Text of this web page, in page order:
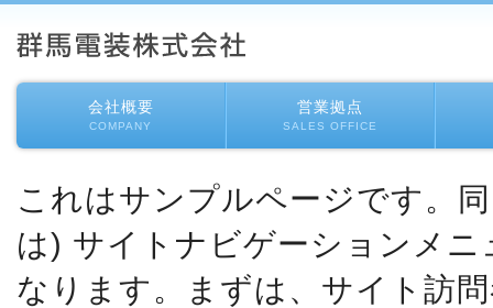
会社概要
COMPANY
営業拠点
SALES OFFICE
これはサンプルページです。
は) サイトナビゲーションメ
なります。まずは、サイト訪